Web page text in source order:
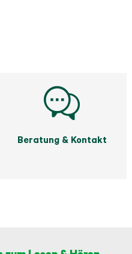
Beratung & Kontakt